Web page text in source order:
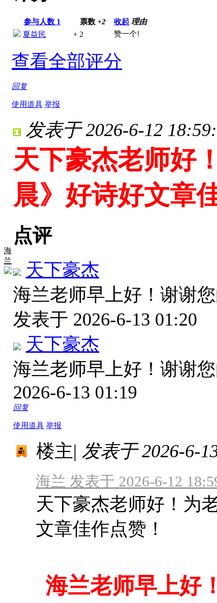
参与人数 1 票数 +2 收起 理由
夏益民
+ 2 赞一个!
查看全部评分
回复
使用道具 举报
海
兰
发表于 2026-6-12
天下豪杰老师好
晨》好诗好文章
点评
天下豪杰
海兰老师早上好！谢谢
发表于 2026-6-13 01:20
天下豪杰
海兰老师早上好！谢谢
2026-6-13 01:19
回复
使用道具 举报
楼主| 发表于 2026-6-
海兰 发表于 2026-6-12
天下豪杰老师好！为
文章佳作点赞！
海兰老师早上好